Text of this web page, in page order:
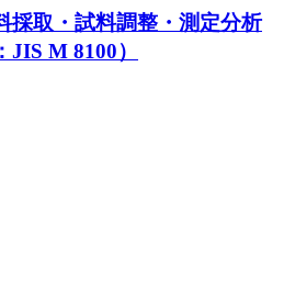
採取・試料調整・測定分析
M 8100）